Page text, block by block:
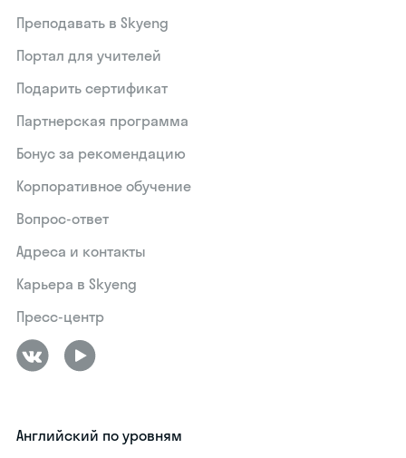
Преподавать в Skyeng
Портал для учителей
Подарить сертификат
Партнерская программа
Бонус за рекомендацию
Корпоративное обучение
Вопрос-ответ
Адреса и контакты
Карьера в Skyeng
Пресс-центр
Английский по уровням